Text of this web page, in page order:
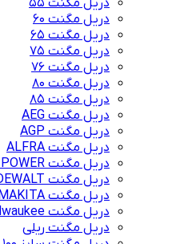
دریل مگنت 55
دریل مگنت 60
دریل مگنت 65
دریل مگنت 75
دریل مگنت 76
دریل مگنت 80
دریل مگنت 85
دریل مگنت AEG
دریل مگنت AGP
دریل مگنت ALFRA
دریل مگنت AST POWER
دریل مگنت DEWALT
دریل مگنت MAKITA
دریل مگنت Milwaukee
دریل مگنت ریلی